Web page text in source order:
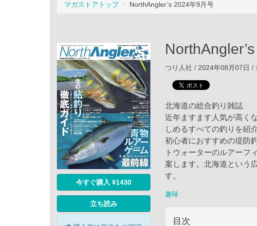
マガストアトップ NorthAngler’s 2024年9月号
今すぐ購入 ¥1430
立ち読み
つり人社 / 2024年08月07日 /
北海道の総合釣り雑誌
近年ますます人気が高く
しめるすべての釣りを紹
初心者におすすめの堤防
トウォーターのルアーフ
案します。北海道という
す。
趣味
目次